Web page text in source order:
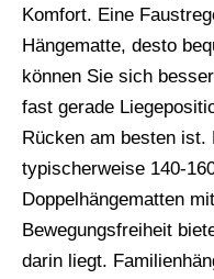
Komfort. Eine
Hängematte, desto
können Sie sich
fast gerade
Rücken am besten ist.
typischerweise 140-
Doppelhängematten
Bewegungsfreiheit
darin liegt.